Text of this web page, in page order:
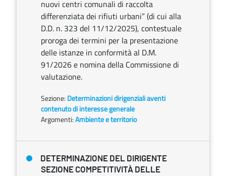
nuovi centri comunali di raccolta
differenziata dei rifiuti urbani” (di cui alla
D.D. n. 323 del 11/12/2025), contestuale
proroga dei termini per la presentazione
delle istanze in conformità al D.M.
91/2026 e nomina della Commissione di
valutazione.
Sezione: Determinazioni dirigenziali aventi
contenuto di interesse generale
Argomenti:Ambiente e territorio
DETERMINAZIONE DEL DIRIGENTE
SEZIONE COMPETITIVITÀ DELLE